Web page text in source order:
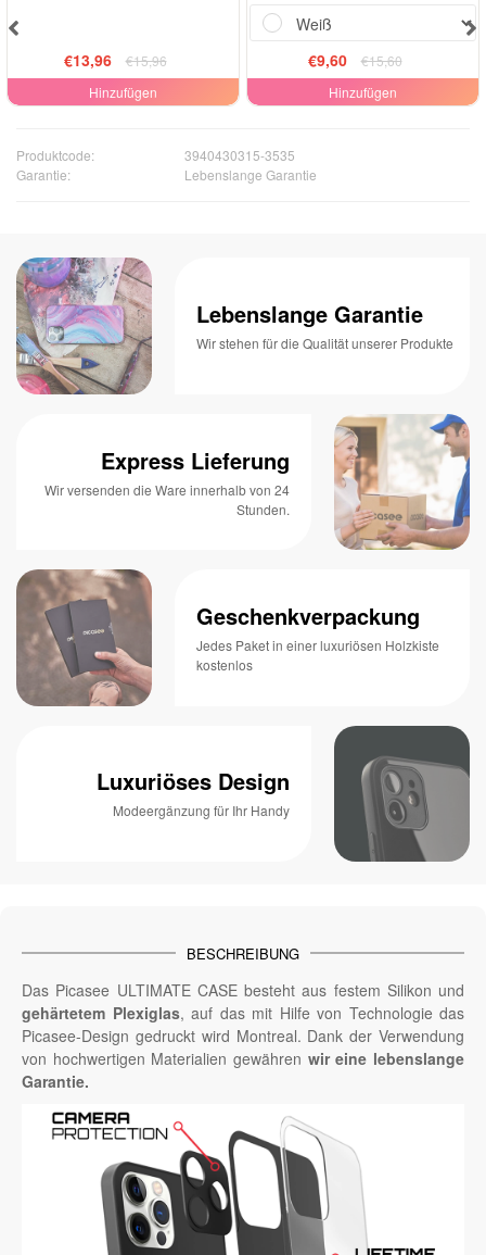
€13,96
€15,96
Hinzufügen
€9,60
€15,60
Hinzufügen
Produktcode:
3940430315-3535
Garantie:
Lebenslange Garantie
Lebenslange Garantie
Wir stehen für die Qualität unserer Produkte
Express Lieferung
Wir versenden die Ware innerhalb von 24
Stunden.
Geschenkverpackung
Jedes Paket in einer luxuriösen Holzkiste
kostenlos
Luxuriöses Design
Modeergänzung für Ihr Handy
BESCHREIBUNG
Das Picasee ULTIMATE CASE besteht aus festem Silikon und
gehärtetem Plexiglas, auf das mit Hilfe von Technologie das
Picasee-Design gedruckt wird Montreal. Dank der Verwendung
von hochwertigen Materialien gewähren wir eine lebenslange
Garantie.